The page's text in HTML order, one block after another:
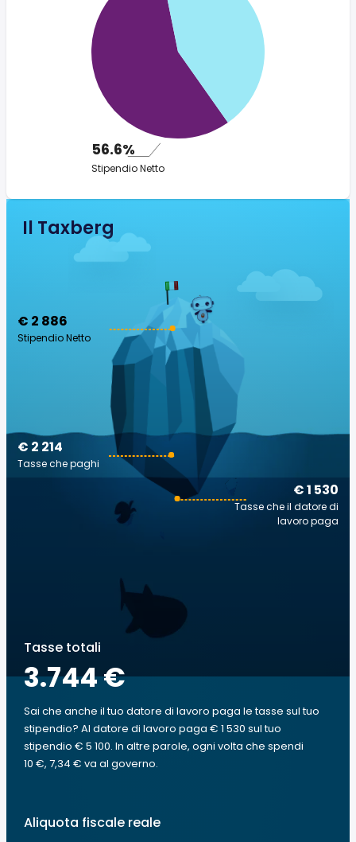
56.6%
Stipendio Netto
Il Taxberg
€ 2 886
Stipendio Netto
€ 1 530
Tasse che il datore di
lavoro paga
€ 2 214
Tasse che paghi
Tasse totali
3.744 €
Sai che anche il tuo datore di lavoro paga le tasse sul tuo
stipendio? Al datore di lavoro paga € 1 530 sul tuo
stipendio € 5 100. In altre parole, ogni volta che spendi
10 €, 7,34 € va al governo.
Aliquota fiscale reale